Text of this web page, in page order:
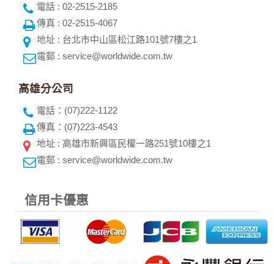
電話 : 02-2515-2185
傳真 : 02-2515-4067
地址 : 台北市中山區松江路101號7樓之1
電郵 : service@worldwide.com.tw
高雄分公司
電話：(07)222-1122
傳真：(07)223-4543
地址 : 高雄市新興區民權一路251號10樓之1
電郵 : service@worldwide.com.tw
信用卡優惠